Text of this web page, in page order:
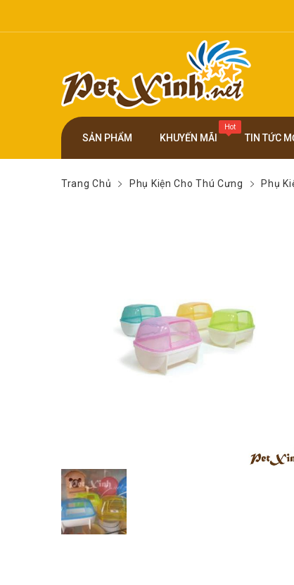
SẢN PHẨM KHUYẾN MÃI
Hot
TIN TỨC
Trang Chủ Phụ Kiện Cho Thú Cưng Phụ